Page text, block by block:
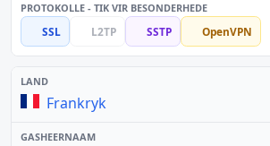
SSL L2TP SSTP OpenVPN
Frankryk